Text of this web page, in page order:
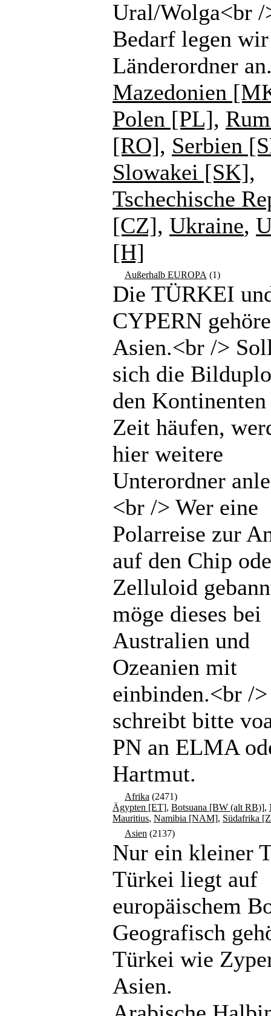
Ural/Wolga<br /
Bedarf legen wir
Länderordner
Mazedonien
Polen [PL],
[RO], Serbien
Slowakei [SK],
Tschechische
[CZ], Ukraine,
[H]
Außerhalb EUROPA (1)
Die TÜRKEI
CYPERN
Asien.<br />
sich die
den
Zeit häufen,
hier weitere
Unterordner
<br /> Wer eine
Polarreise zur
auf den Chip
Zelluloid
möge dieses bei
Australien und
Ozeanien mit
einbinden.<br /
schreibt bitte
PN an ELMA
Hartmut.
Afrika (2471)
Ägypten [ET], Botsuana [BW (alt RB)],
Mauritius, Namibia [NAM], Südafrika
Asien (2137)
Nur ein kleiner
Türkei liegt auf
europäischem
Geografisch
Türkei wie
Asien.